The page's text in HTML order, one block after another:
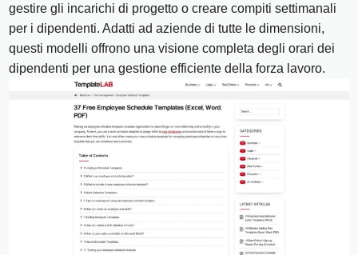
gestire gli incarichi di progetto o creare compiti settimanali
per i dipendenti. Adatti ad aziende di tutte le dimensioni,
questi modelli offrono una visione completa degli orari dei
dipendenti per una gestione efficiente della forza lavoro.